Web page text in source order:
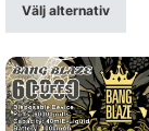
Välj alternativ